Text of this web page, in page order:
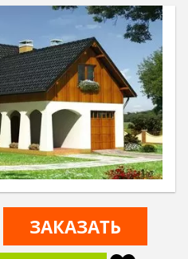
ЗАКАЗАТЬ